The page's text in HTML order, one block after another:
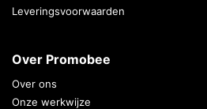
Leveringsvoorwaarden
Over Promobee
Over ons
Onze werkwijze